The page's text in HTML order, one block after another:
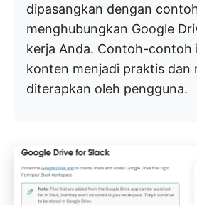
dipasangkan dengan
menghubungkan Google
kerja Anda. Contoh-contoh
konten menjadi praktis dan
diterapkan oleh pengguna.